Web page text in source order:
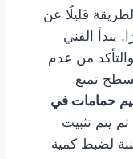
قليلًا عن
يبدأ الفني
من عدم
تمنع
حمامات في
يتم تثبيت
لضبط كمية